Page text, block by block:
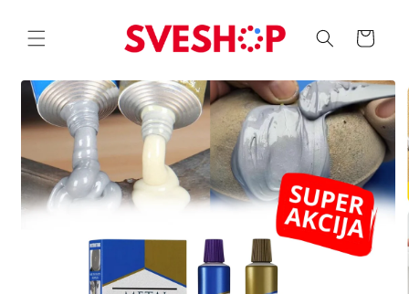
content
Korpa
Skip to
product
information